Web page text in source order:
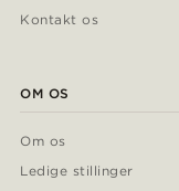
Kontakt os
OM OS
Om os
Ledige stillinger